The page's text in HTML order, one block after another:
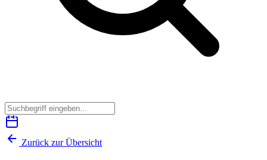
Zurück zur Übersicht